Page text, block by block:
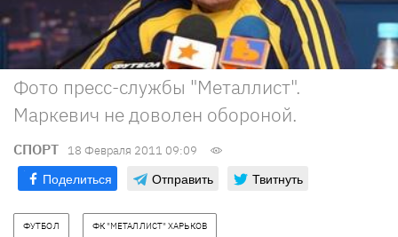
Фото пресс-службы "Металлист".
Маркевич не доволен обороной.
СПОРТ 18 Февраля 2011 09:09
Поделиться Отправить Твитнуть
ФУТБОЛ ФК "МЕТАЛЛИСТ" ХАРЬКОВ